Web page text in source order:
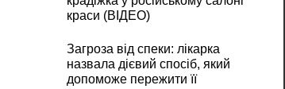
краси (ВІДЕО)
Загроза від спеки: лікарка
назвала дієвий спосіб, який
допоможе пережити її